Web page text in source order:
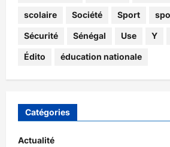
scolaire Société Sport
Sécurité Sénégal Use Y
Édito éducation nationale
Catégories
Actualité